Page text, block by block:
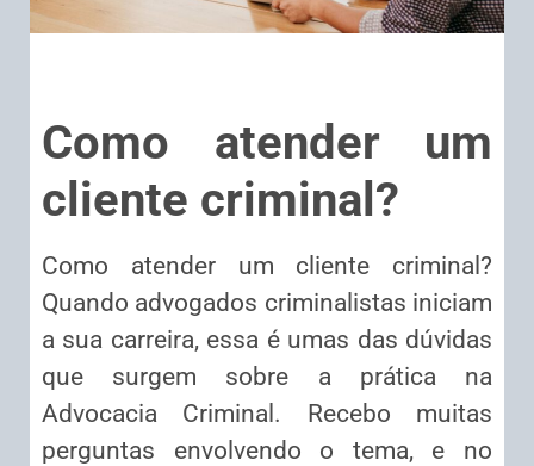
Como atender um
cliente criminal?
Como atender um cliente criminal?
Quando advogados criminalistas iniciam
a sua carreira, essa é umas das dúvidas
que surgem sobre a prática na
Advocacia Criminal. Recebo muitas
perguntas envolvendo o tema, e no